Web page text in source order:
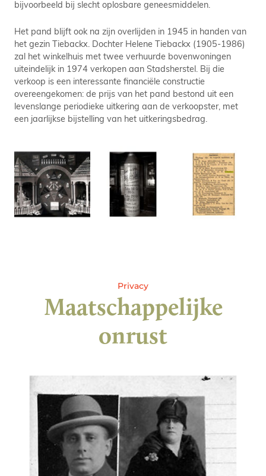
bijvoorbeeld bij slecht oplosbare geneesmiddelen.
Het pand blijft ook na zijn overlijden in 1945 in handen van
het gezin Tiebackx. Dochter Helene Tiebackx (1905-1986)
zal het winkelhuis met twee verhuurde bovenwoningen
uiteindelijk in 1974 verkopen aan Stadsherstel. Bij die
verkoop is een interessante financiële constructie
overeengekomen: de prijs van het pand bestond uit een
levenslange periodieke uitkering aan de verkoopster, met
een jaarlijkse bijstelling van het uitkeringsbedrag.
Privacy
Maatschappelijke
onrust